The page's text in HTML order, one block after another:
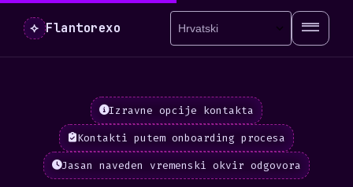
⟡ Flantorexo
Izravne opcije kontakta
Kontakti putem onboarding procesa
Jasan naveden vremenski okvir odgovora